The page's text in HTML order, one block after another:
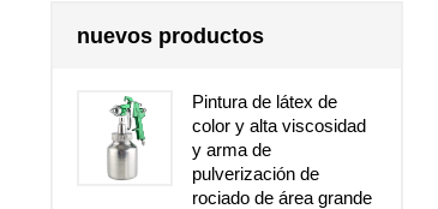
nuevos productos
Pintura de látex de
color y alta viscosidad
y arma de
pulverización de
rociado de área grande